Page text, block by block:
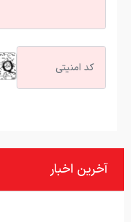
آخرین اخبار